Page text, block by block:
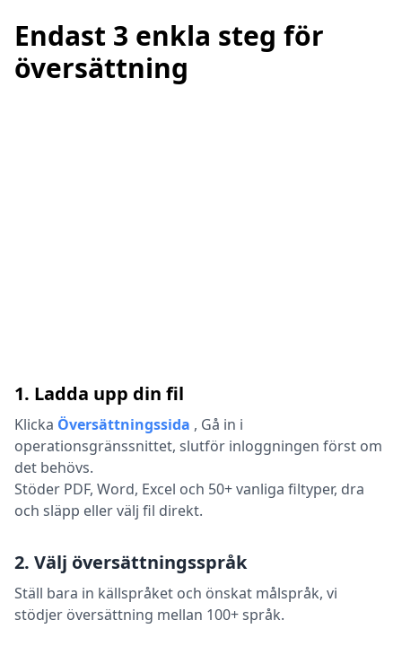
Endast 3 enkla steg för
översättning
1. Ladda upp din fil
Klicka Översättningssida , Gå in i
operationsgränssnittet, slutför inloggningen först om
det behövs.
Stöder PDF, Word, Excel och 50+ vanliga filtyper, dra
och släpp eller välj fil direkt.
2. Välj översättningsspråk
Ställ bara in källspråket och önskat målspråk, vi
stödjer översättning mellan 100+ språk.